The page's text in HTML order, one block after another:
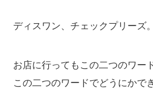
ディスワン、チェックプリーズ。
お店に行ってもこの二つのワー
この二つのワードでどうにかで